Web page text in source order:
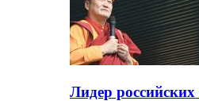
Лидер российских